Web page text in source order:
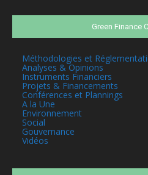
Green Finance
Méthodologies et
Analyses & Opinions
Instruments Financiers
Projets & Financements
Conférences et Plannings
A la Une
Environnement
Social
Gouvernance
Vidéos